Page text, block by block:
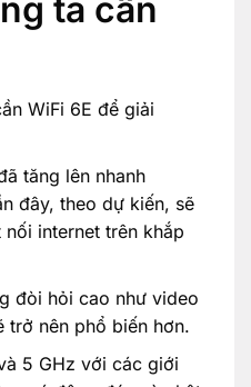
ta cần
WiFi 6E để giải
tăng lên nhanh
đây, theo dự kiến, sẽ
internet trên khắp
đòi hỏi cao như video
trở nên phổ biến hơn.
5 GHz với các giới